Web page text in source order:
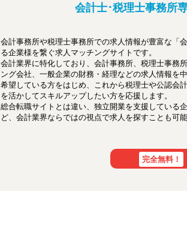
会計士･税理士事務所
会計事務所や税理士事務所での求人情報が豊富な「
る企業様を繋ぐ求人マッチングサイトです。
会計業界に特化しており、会計事務所、税理士事務
ング会社、一般企業の財務・経理などの求人情報を
希望している方をはじめ、これから税理士や公認会
を活かしてスキルアップしたい方を応援します。
総合転職サイトとは違い、独立開業を支援している
ど、会計業界ならではの視点で求人を探すことも可能
完全無料！